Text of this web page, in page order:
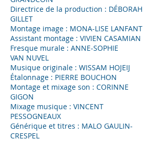
Directrice de la production : DÉBORAH
GILLET
Montage image : MONA-LISE LANFANT
Assistant montage : VIVIEN CASAMIAN
Fresque murale : ANNE-SOPHIE
VAN NUVEL
Musique originale : WISSAM HOJEIJ
Étalonnage : PIERRE BOUCHON
Montage et mixage son : CORINNE
GIGON
Mixage musique : VINCENT
PESSOGNEAUX
Générique et titres : MALO GAULIN-
CRESPEL